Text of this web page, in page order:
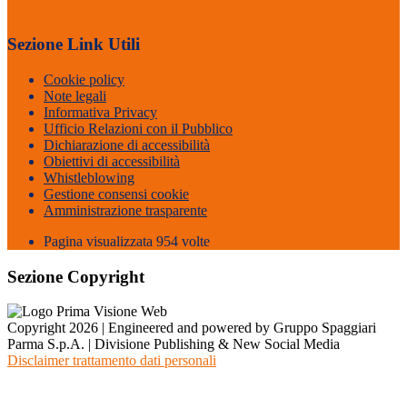
Sezione Link Utili
Cookie policy
Note legali
Informativa Privacy
Ufficio Relazioni con il Pubblico
Dichiarazione di accessibilità
Obiettivi di accessibilità
Whistleblowing
Gestione consensi cookie
Amministrazione trasparente
Pagina visualizzata 954 volte
Sezione Copyright
Copyright 2026 | Engineered and powered by Gruppo Spaggiari
Parma S.p.A. | Divisione Publishing & New Social Media
Disclaimer trattamento dati personali